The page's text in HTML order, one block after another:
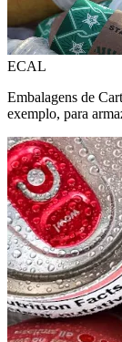
ECAL
Embalagens de
exemplo, para